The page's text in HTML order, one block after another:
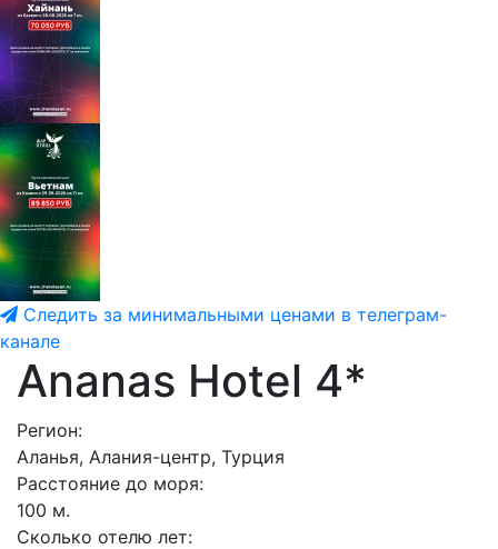
Следить за минимальными ценами в телеграм-
канале
Ananas Hotel 4*
Регион:
Аланья, Алания-центр, Турция
Расстояние до моря:
100 м.
Сколько отелю лет: